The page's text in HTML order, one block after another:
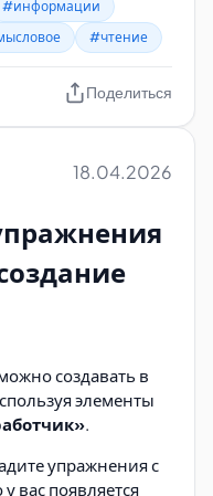
#информации
#чтение
Поделиться
18.04.2026
создавать в
элементы
.
упражнения с
вас появляется